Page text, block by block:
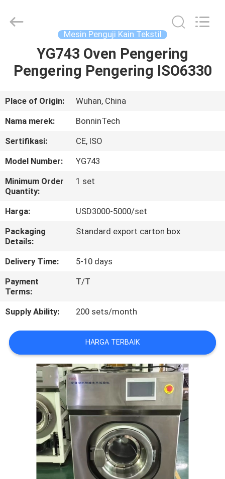
RUMAH
VIDEO
TENTANG
KAMI
TUR
PABRIK
KONTROL
KUALITAS
HUBUNGI
KAMI
PERMINTAAN
PENAWARAN
SITEMAP
PRIVACY
POLICY
ECER
Mesin Penguji Kain Tekstil
YG743 Oven Pengering
Pengering Pengering ISO6330
Place of Origin:
Wuhan, China
Nama merek:
BonninTech
Sertifikasi:
CE, ISO
Model Number:
YG743
Minimum Order
Quantity:
1 set
Harga:
USD3000-5000/set
Packaging
Details:
Standard export carton box
Delivery Time:
5-10 days
Payment
Terms:
T/T
Supply Ability: 200 sets/month
HARGA TERBAIK